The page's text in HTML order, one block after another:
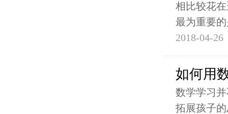
相比较花
最为重要
2018-04-26
如何用
数学学习
拓展孩子